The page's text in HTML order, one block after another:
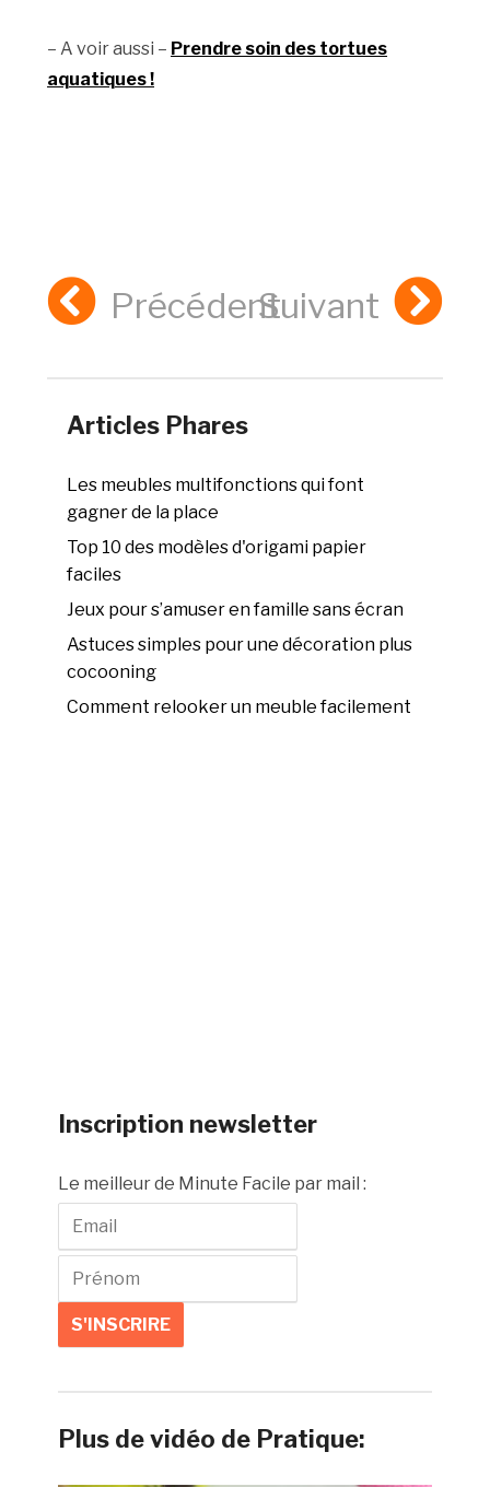
– A voir aussi – Prendre soin des tortues
aquatiques !
PrécédentSuivant
Articles Phares
Les meubles multifonctions qui font
gagner de la place
Top 10 des modèles d'origami papier
faciles
Jeux pour s’amuser en famille sans écran
Astuces simples pour une décoration plus
cocooning
Comment relooker un meuble facilement
Inscription newsletter
Le meilleur de Minute Facile par mail :
Plus de vidéo de Pratique: